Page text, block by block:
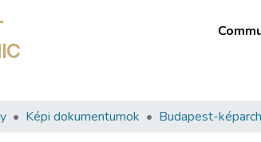
Képi dokumentumok Budapest-